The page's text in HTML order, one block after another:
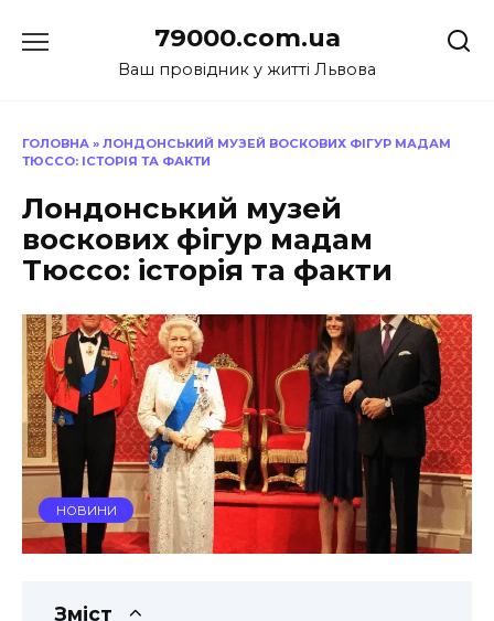
до
79000.com.ua
Ваш провідник у житті Львова
ГОЛОВНА » ЛОНДОНСЬКИЙ МУЗЕЙ ВОСКОВИХ ФІГУР МАДАМ
ТЮССО: ІСТОРІЯ ТА ФАКТИ
Лондонський музей
воскових фігур мадам
Тюссо: історія та факти
НОВИНИ
Зміст